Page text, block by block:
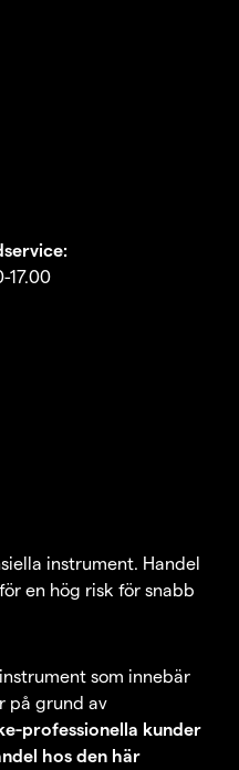
17.00
instrument. Handel
en hög risk för snabb
som innebär
på grund av
professionella kunder
hos den här